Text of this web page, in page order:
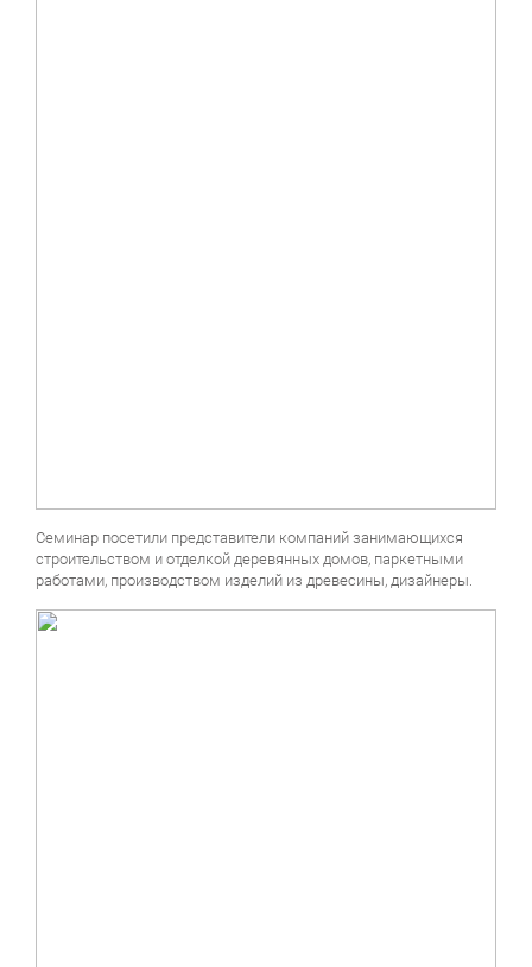
Семинар посетили представители компаний занимающихся
строительством и отделкой деревянных домов, паркетными
работами, производством изделий из древесины, дизайнеры.